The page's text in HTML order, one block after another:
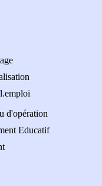
d'opération
Educatif